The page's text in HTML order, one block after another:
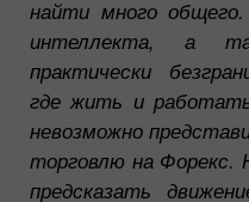
найти много
интеллекта, а
практически
где жить и
невозможно
торговлю на Форекс.
предсказать